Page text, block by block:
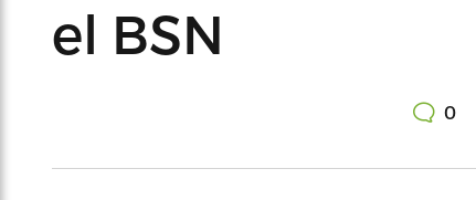
el BSN
0